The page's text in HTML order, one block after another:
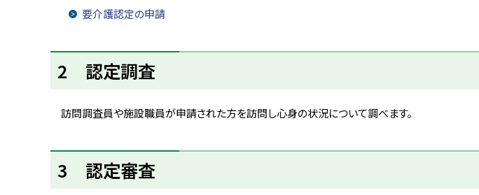
要介護認定の申請
ト
ッ
に
る
2 認定調査
訪問調査員や施設職員が申請された方を訪問し心身の状況について調べます。
ト
ッ
3 認定審査